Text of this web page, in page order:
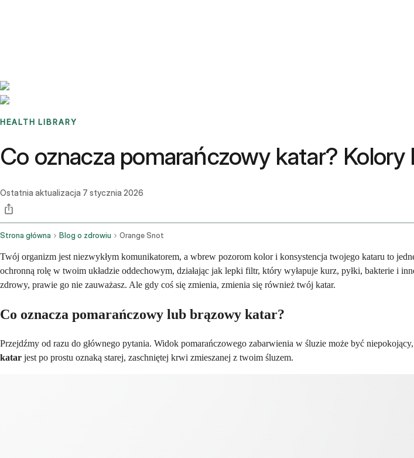
HEALTH LIBRARY
Co oznacza pomarańczowy katar? Kolory
Ostatnia aktualizacja 7 stycznia 2026
Strona główna Blog o zdrowiu Orange Snot
Twój organizm jest niezwykłym komunikatorem, a wbrew pozorom kolor i konsystencja twojego kataru to
ochronną rolę w twoim układzie oddechowym, działając jak lepki filtr, który wyłapuje kurz, pyłki, bakterie i
zdrowy, prawie go nie zauważasz. Ale gdy coś się zmienia, zmienia się również twój katar.
Co oznacza pomarańczowy lub brązowy katar?
Przejdźmy od razu do głównego pytania. Widok pomarańczowego zabarwienia w śluzie może być
katar jest po prostu oznaką starej, zaschniętej krwi zmieszanej z twoim śluzem.